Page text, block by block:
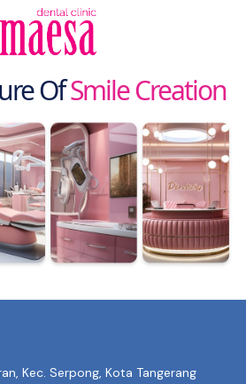
OfSmile Creation
Kec. Serpong, Kota Tangerang